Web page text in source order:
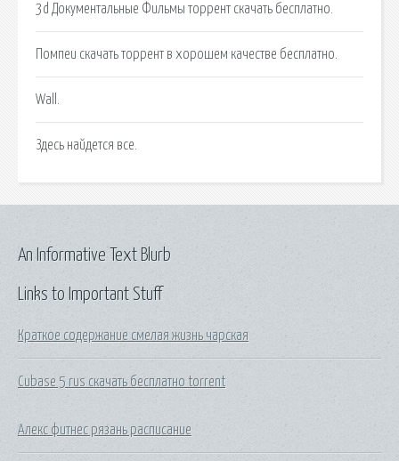
3d Документальные Фильмы торрент скачать бесплатно.
Помпеи скачать торрент в хорошем качестве бесплатно.
Wall.
Здесь найдется все.
Links to Important Stuff
Краткое содержание смелая жизнь чарская
Cubase 5 rus скачать бесплатно torrent
Алекс фитнес рязань расписание
An Informative Text Blurb